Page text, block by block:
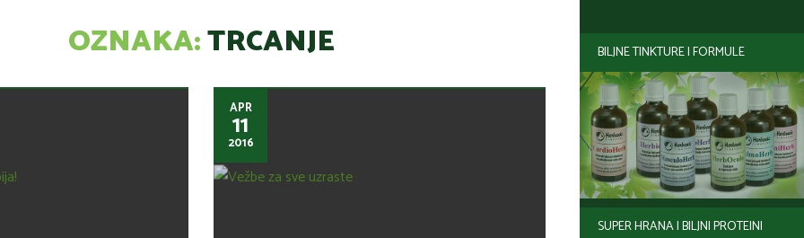
BILJNE TINKTURE I FORMULE
SUPER HRANA I BILJNI PROTEINI
OZNAKA:TRCANJE
APR
11
2016